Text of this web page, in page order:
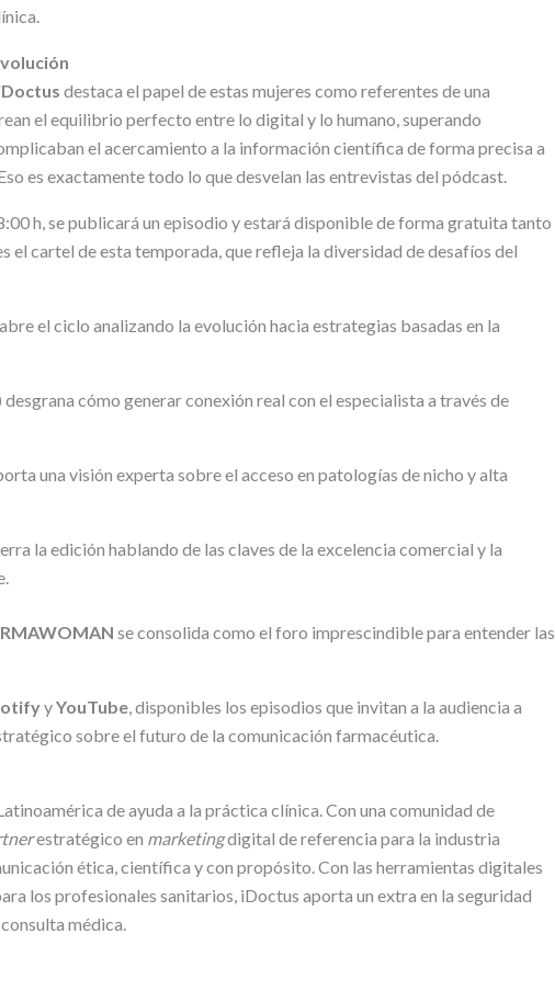
destaca el papel de estas mujeres como referentes de una
el equilibrio perfecto entre lo digital y lo humano, superando
el acercamiento a la información científica de forma precisa a
es exactamente todo lo que desvelan las entrevistas del pódcast.
h, se publicará un episodio y estará disponible de forma gratuita tanto
el cartel de esta temporada, que refleja la diversidad de desafíos del
abre el ciclo analizando la evolución hacia estrategias basadas en la
desgrana cómo generar conexión real con el especialista a través de
una visión experta sobre el acceso en patologías de nicho y alta
la edición hablando de las claves de la excelencia comercial y la
se consolida como el foro imprescindible para entender las
yYouTube, disponibles los episodios que invitan a la audiencia a
sobre el futuro de la comunicación farmacéutica.
de ayuda a la práctica clínica. Con una comunidad de
estratégico en marketingdigital de referencia para la industria
ética, científica y con propósito. Con las herramientas digitales
los profesionales sanitarios, iDoctus aporta un extra en la seguridad
médica.